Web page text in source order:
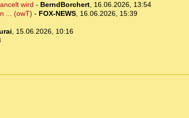
wird - BerndBorchert, 16.06.2026, 13:54
... (owT) - FOX-NEWS, 16.06.2026, 15:39
, 15.06.2026, 10:16